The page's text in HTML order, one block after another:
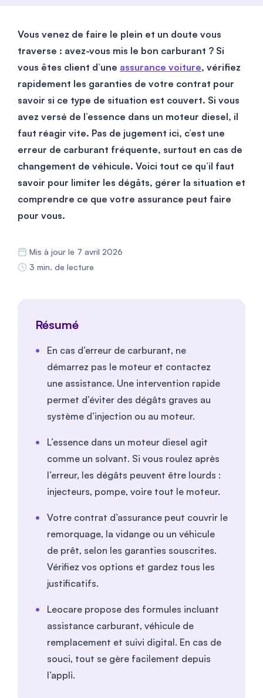
Vous venez de faire le plein et un doute vous
traverse : avez-vous mis le bon carburant ? Si
vous êtes client d’une assurance voiture, vérifiez
rapidement les garanties de votre contrat pour
savoir si ce type de situation est couvert. Si vous
avez versé de l’essence dans un moteur diesel, il
faut réagir vite. Pas de jugement ici, c’est une
erreur de carburant fréquente, surtout en cas de
changement de véhicule. Voici tout ce qu’il faut
savoir pour limiter les dégâts, gérer la situation et
comprendre ce que votre assurance peut faire
pour vous.
Mis à jour le 7 avril 2026
3 min. de lecture
Résumé
En cas d’erreur de carburant, ne
démarrez pas le moteur et contactez
une assistance. Une intervention rapide
permet d’éviter des dégâts graves au
système d’injection ou au moteur.
L’essence dans un moteur diesel agit
comme un solvant. Si vous roulez après
l’erreur, les dégâts peuvent être lourds :
injecteurs, pompe, voire tout le moteur.
Votre contrat d’assurance peut couvrir le
remorquage, la vidange ou un véhicule
de prêt, selon les garanties souscrites.
Vérifiez vos options et gardez tous les
justificatifs.
Leocare propose des formules incluant
assistance carburant, véhicule de
remplacement et suivi digital. En cas de
souci, tout se gère facilement depuis
l’appli.